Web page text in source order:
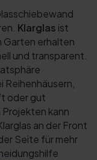
Klarglas ist
Garten erhalten
und transparent.
oder gut
kann
an der Front
Seite für mehr